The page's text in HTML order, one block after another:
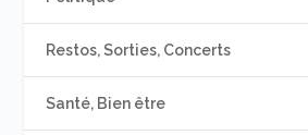
Restos, Sorties, Concerts
Santé, Bien être